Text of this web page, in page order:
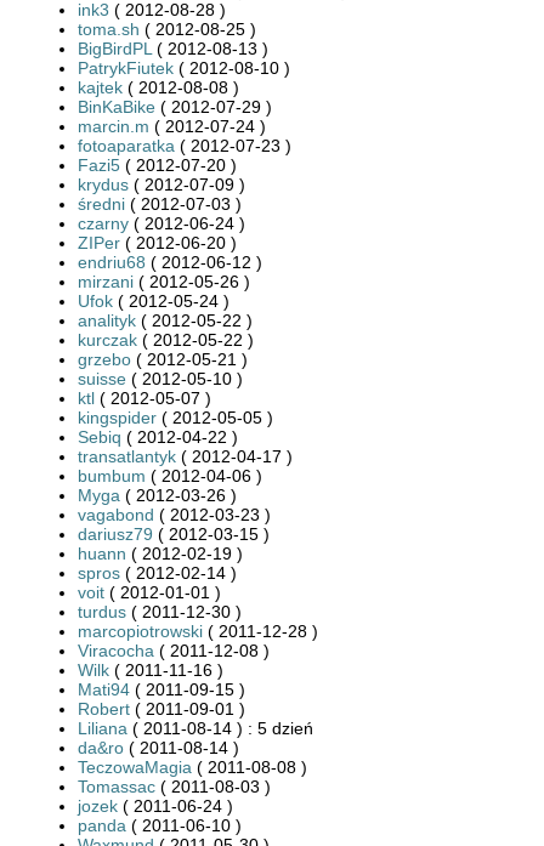
ink3 ( 2012-08-28 )
toma.sh ( 2012-08-25 )
BigBirdPL ( 2012-08-13 )
PatrykFiutek ( 2012-08-10 )
kajtek ( 2012-08-08 )
BinKaBike ( 2012-07-29 )
marcin.m ( 2012-07-24 )
fotoaparatka ( 2012-07-23 )
Fazi5 ( 2012-07-20 )
krydus ( 2012-07-09 )
średni ( 2012-07-03 )
czarny ( 2012-06-24 )
ZIPer ( 2012-06-20 )
endriu68 ( 2012-06-12 )
mirzani ( 2012-05-26 )
Ufok ( 2012-05-24 )
analityk ( 2012-05-22 )
kurczak ( 2012-05-22 )
grzebo ( 2012-05-21 )
suisse ( 2012-05-10 )
ktl ( 2012-05-07 )
kingspider ( 2012-05-05 )
Sebiq ( 2012-04-22 )
transatlantyk ( 2012-04-17 )
bumbum ( 2012-04-06 )
Myga ( 2012-03-26 )
vagabond ( 2012-03-23 )
dariusz79 ( 2012-03-15 )
huann ( 2012-02-19 )
spros ( 2012-02-14 )
voit ( 2012-01-01 )
turdus ( 2011-12-30 )
marcopiotrowski ( 2011-12-28 )
Viracocha ( 2011-12-08 )
Wilk ( 2011-11-16 )
Mati94 ( 2011-09-15 )
Robert ( 2011-09-01 )
Liliana ( 2011-08-14 ) : 5 dzień
da&ro ( 2011-08-14 )
TeczowaMagia ( 2011-08-08 )
Tomassac ( 2011-08-03 )
jozek ( 2011-06-24 )
panda ( 2011-06-10 )